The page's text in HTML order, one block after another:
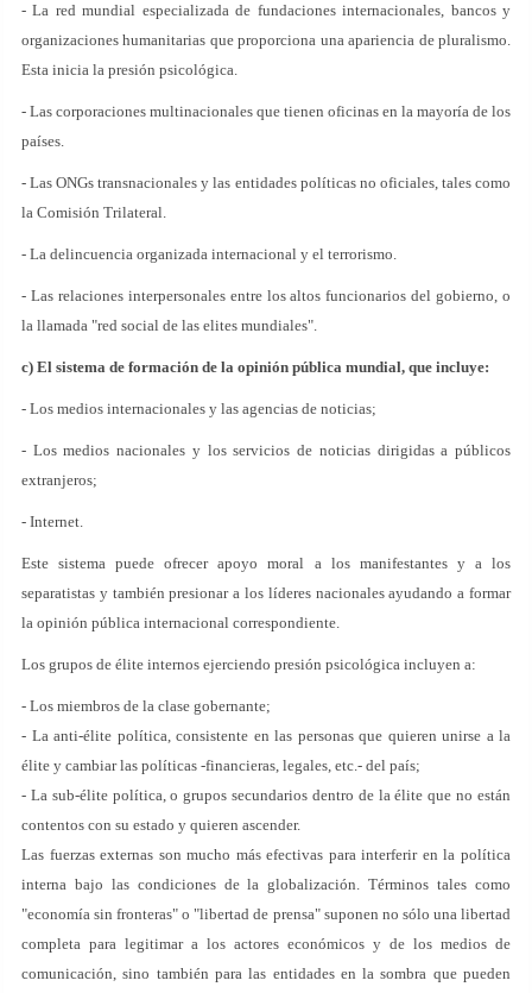
- La red mundial especializada de fundaciones internacionales, bancos y
organizaciones humanitarias que proporciona una apariencia de pluralismo.
Esta inicia la presión psicológica.
- Las corporaciones multinacionales que tienen oficinas en la mayoría de los
países.
- Las ONGs transnacionales y las entidades políticas no oficiales, tales como
la Comisión Trilateral.
- La delincuencia organizada internacional y el terrorismo.
- Las relaciones interpersonales entre los altos funcionarios del gobierno, o
la llamada "red social de las elites mundiales".
c) El sistema de formación de la opinión pública mundial, que incluye:
- Los medios internacionales y las agencias de noticias;
- Los medios nacionales y los servicios de noticias dirigidas a públicos
extranjeros;
- Internet.
Este sistema puede ofrecer apoyo moral a los manifestantes y a los
separatistas y también presionar a los líderes nacionales ayudando a formar
la opinión pública internacional correspondiente.
Los grupos de élite internos ejerciendo presión psicológica incluyen a:
- Los miembros de la clase gobernante;
- La anti-élite política, consistente en las personas que quieren unirse a la
élite y cambiar las políticas -financieras, legales, etc.- del país;
- La sub-élite política, o grupos secundarios dentro de la élite que no están
contentos con su estado y quieren ascender.
Las fuerzas externas son mucho más efectivas para interferir en la política
interna bajo las condiciones de la globalización. Términos tales como
"economía sin fronteras" o "libertad de prensa" suponen no sólo una libertad
completa para legitimar a los actores económicos y de los medios de
comunicación, sino también para las entidades en la sombra que pueden